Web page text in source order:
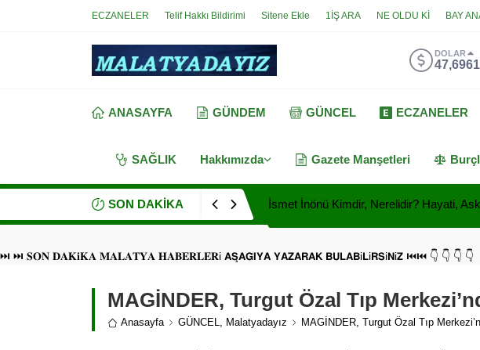
ECZANELER Telif Hakkı Bildirimi Sitene Ekle 1İŞ ARA NE OLDU Kİ BAY
DOLAR
47,6961
ANASAYFA GÜNDEM GÜNCEL ECZANELER
SAĞLIK Hakkımızda Gazete Manşetleri
SON DAKİKA İsmet İnönü Kimdir, Nerelidir? Hayati,
⏭ ⏭ 𝐒𝐎𝐍 𝐃𝐀𝐊𝐢𝐊𝐀 𝐌𝐀𝐋𝐀𝐓𝐘𝐀 𝐇𝐀𝐁𝐄𝐑𝐋𝐄𝐑i 𝗔𝗦̧𝗔𝗚̆𝗜𝗬𝗔 𝗬𝗔𝗭𝗔𝗥𝗔𝗞 𝗕𝗨𝗟𝗔𝗕i𝗟i𝗥𝗦i𝗡i𝗭 ⏮⏮ 👇 👇 👇 👇
MAGİNDER, Turgut Özal Tıp
Anasayfa GÜNCEL, Malatyadayız MAGİNDER, Turgut Özal Tıp